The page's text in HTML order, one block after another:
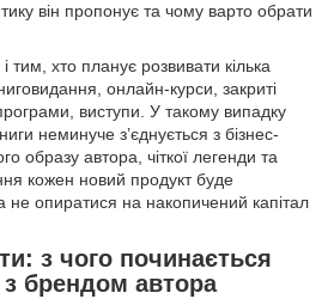
він пропонує та чому варто обрати
тим, хто планує розвивати кілька
онлайн-курси, закриті
виступи. У такому випадку
неминуче з’єднується з бізнес-
образу автора, чіткої легенди та
кожен новий продукт буде
не опиратися на накопичений капітал
з чого починається
з брендом автора